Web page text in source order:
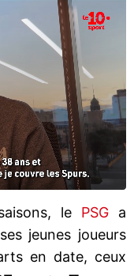
le PSGa
jeunes joueurs
en date, ceux